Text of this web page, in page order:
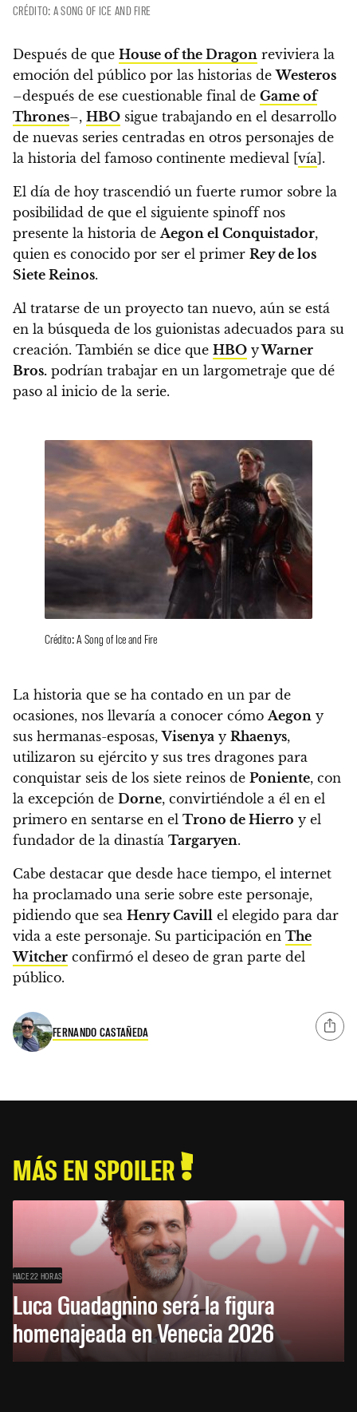
CRÉDITO: A SONG OF ICE AND FIRE
Después de que House of the Dragon reviviera la
emoción del público por las historias deWesteros
–después de ese cuestionable final de Game of
Thrones–, HBO sigue trabajando en el desarrollo
de nuevas series centradas en otros personajes de
la historia del famoso continente medieval [vía].
El día de hoy trascendió un fuerte rumor sobre la
posibilidad de que el siguiente spinoff nos
presente la historia de Aegon el Conquistador,
quien es conocido por ser el primer Rey de los
Siete Reinos.
Al tratarse de un proyecto tan nuevo, aún se está
en la búsqueda de los guionistas adecuados para su
creación. También se dice que HBO yWarner
Bros. podrían trabajar en un largometraje que dé
paso al inicio de la serie.
Crédito: A Song of Ice and Fire
La historia que se ha contado en un par de
ocasiones, nos llevaría a conocer cómo Aegon y
sus hermanas-esposas,Visenya y Rhaenys,
utilizaron su ejército y sus tres dragones para
conquistar seis de los siete reinos de Poniente, con
la excepción de Dorne, convirtiéndole a él en el
primero en sentarse en el Trono de Hierro y el
fundador de la dinastía Targaryen.
Cabe destacar que desde hace tiempo, el internet
ha proclamado una serie sobre este personaje,
pidiendo que sea Henry Cavill el elegido para dar
vida a este personaje. Su participación en The
Witcher confirmó el deseo de gran parte del
público.
FERNANDO CASTAÑEDA
MÁS EN SPOILER
HACE 22 HORAS
Luca Guadagnino será la figura
homenajeada en Venecia 2026